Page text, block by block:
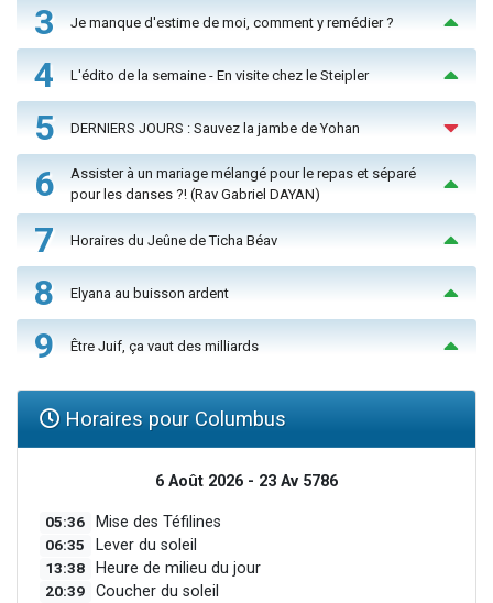
3 Je manque d'estime de moi, comment y remédier ?
4 L'édito de la semaine - En visite chez le Steipler
5 DERNIERS JOURS : Sauvez la jambe de Yohan
6
Assister à un mariage mélangé pour le repas et séparé
pour les danses ?! (Rav Gabriel DAYAN)
7 Horaires du Jeûne de Ticha Béav
8 Elyana au buisson ardent
9 Être Juif, ça vaut des milliards
Horaires pour Columbus
6 Août 2026 - 23 Av 5786
05:36 Mise des Téfilines
06:35 Lever du soleil
13:38 Heure de milieu du jour
20:39 Coucher du soleil